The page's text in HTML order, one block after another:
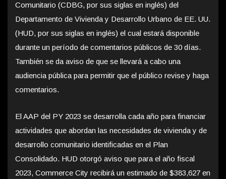
Comunitario (CDBG, por sus siglas en inglés) del
Departamento de Vivienda y Desarrollo Urbano de EE. UU.
(HUD, por sus siglas en inglés) el cual estará disponible
durante un período de comentarios públicos de 30 días.
También se da aviso de que se llevará a cabo una
audiencia pública para permitir que el público revise y haga
comentarios.
El AAP del PY 2023 se desarrolla cada año para financiar
actividades que abordan las necesidades de vivienda y de
desarrollo comunitario identificadas en el Plan
Consolidado. HUD otorgó aviso que para el año fiscal
2023, Commerce City recibirá un estimado de $383,627 en